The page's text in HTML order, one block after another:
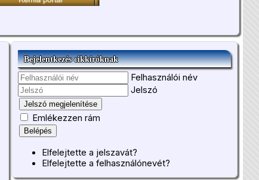
Bejelentkezés cikkíróknak
Felhasználói név
Jelszó
Jelszó megjelenítése
Emlékezzen rám
Belépés
Elfelejtette a jelszavát?
Elfelejtette a felhasználónevét?